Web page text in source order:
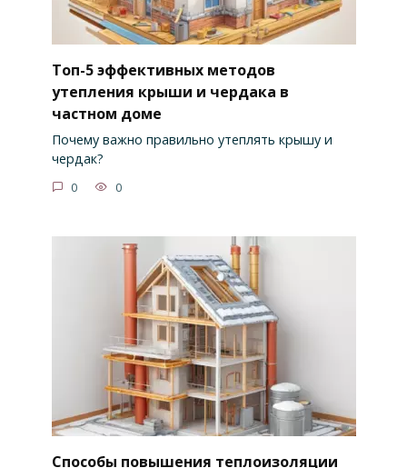
Топ-5 эффективных методов
утепления крыши и чердака в
частном доме
Почему важно правильно утеплять крышу и
чердак?
0 0
Способы повышения теплоизоляции